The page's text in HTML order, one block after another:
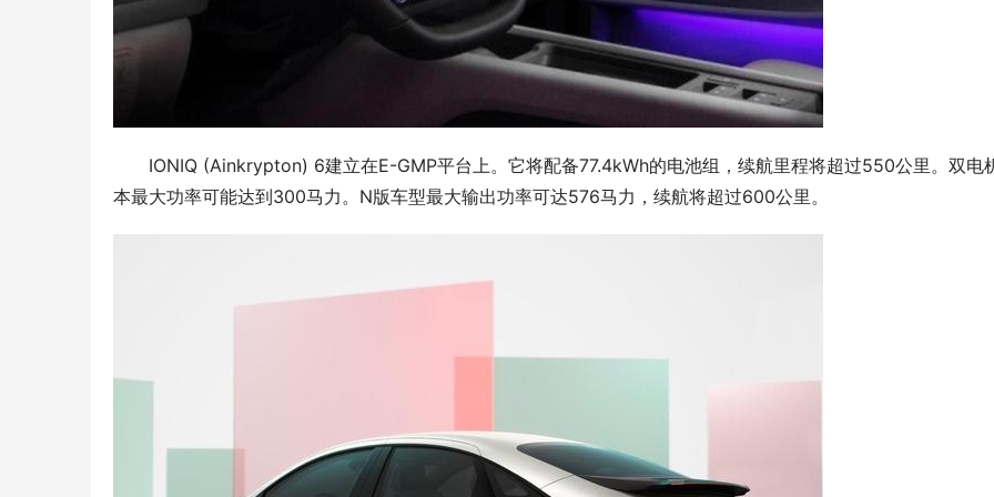
IONIQ (Ainkrypton) 6建立在E-GMP平台上。它将配备77.4kWh的电池组，续航里程将超过550公里。双电
本最大功率可能达到300马力。N版车型最大输出功率可达576马力，续航将超过600公里。